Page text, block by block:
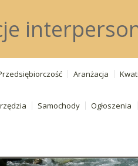
Aranżacja
Samochody Ogłoszenia